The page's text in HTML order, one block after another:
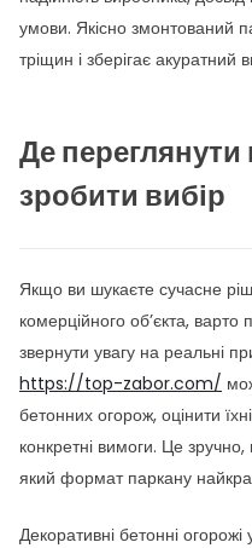
умови. Якісно змонтований
тріщин і зберігає акуратний
Де переглянути
зробити вибір
Якщо ви шукаєте сучасне
комерційного об’єкта, варто
звернути увагу на реальні
https://top-zabor.com/
бетонних огорож, оцінити
конкретні вимоги. Це
який формат паркану
Декоративні бетонні